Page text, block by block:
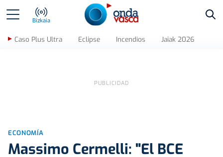
Bizkaia
Caso Plus Ultra Eclipse Incendios Jaiak 2026
ECONOMÍA
Massimo Cermelli: "El BCE